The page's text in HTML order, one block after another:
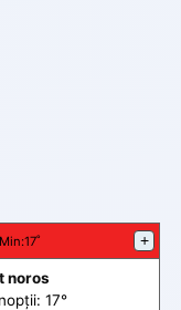
Min:17˚ +
noros
17°